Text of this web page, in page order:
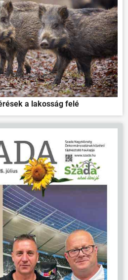
a lakosság felé